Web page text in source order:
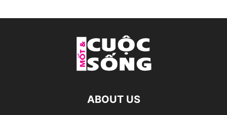
ABOUT US